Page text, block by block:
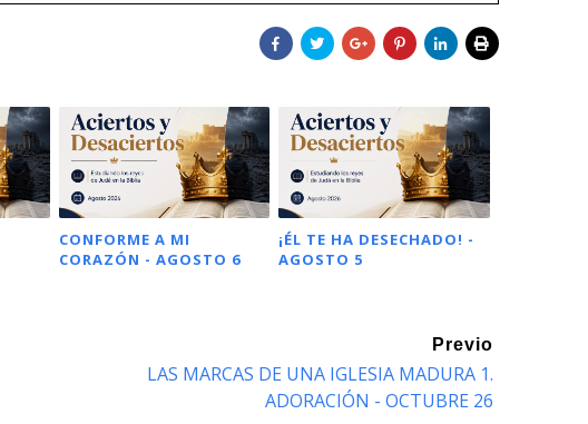
CONFORME A MI
CORAZÓN - AGOSTO 6
¡ÉL TE HA DESECHADO! -
AGOSTO 5
Previo
LAS MARCAS DE UNA IGLESIA MADURA 1.
ADORACIÓN - OCTUBRE 26